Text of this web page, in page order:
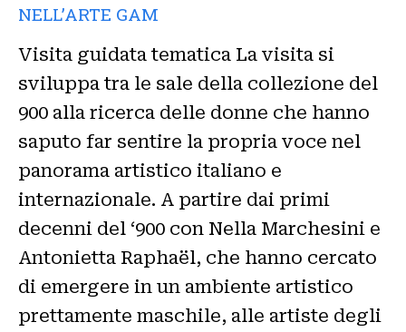
NELL’ARTE GAM
Visita guidata tematica La visita si
sviluppa tra le sale della collezione del
900 alla ricerca delle donne che hanno
saputo far sentire la propria voce nel
panorama artistico italiano e
internazionale. A partire dai primi
decenni del ‘900 con Nella Marchesini e
Antonietta Raphaël, che hanno cercato
di emergere in un ambiente artistico
prettamente maschile, alle artiste degli